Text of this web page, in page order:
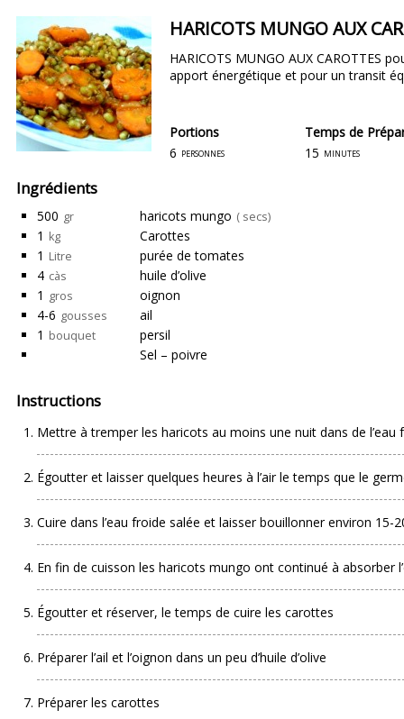
HARICOTS MUNGO AUX
HARICOTS MUNGO AUX CAROTTES
apport énergétique et pour un transit
Portions
Temps de
6 personnes 15 minutes
Ingrédients
500 gr haricots mungo ( secs)
1 kg
Carottes
1 Litre
purée de tomates
4 càs
huile d’olive
1 gros
oignon
4-6 gousses
ail
1 bouquet
persil
Sel – poivre
Instructions
Mettre à tremper les haricots au moins une nuit dans de l’eau
Égoutter et laisser quelques heures à l’air le temps que le
Cuire dans l’eau froide salée et laisser bouillonner environ
En fin de cuisson les haricots mungo ont continué à absorber
Égoutter et réserver, le temps de cuire les carottes
Préparer l’ail et l’oignon dans un peu d’huile d’olive
Préparer les carottes